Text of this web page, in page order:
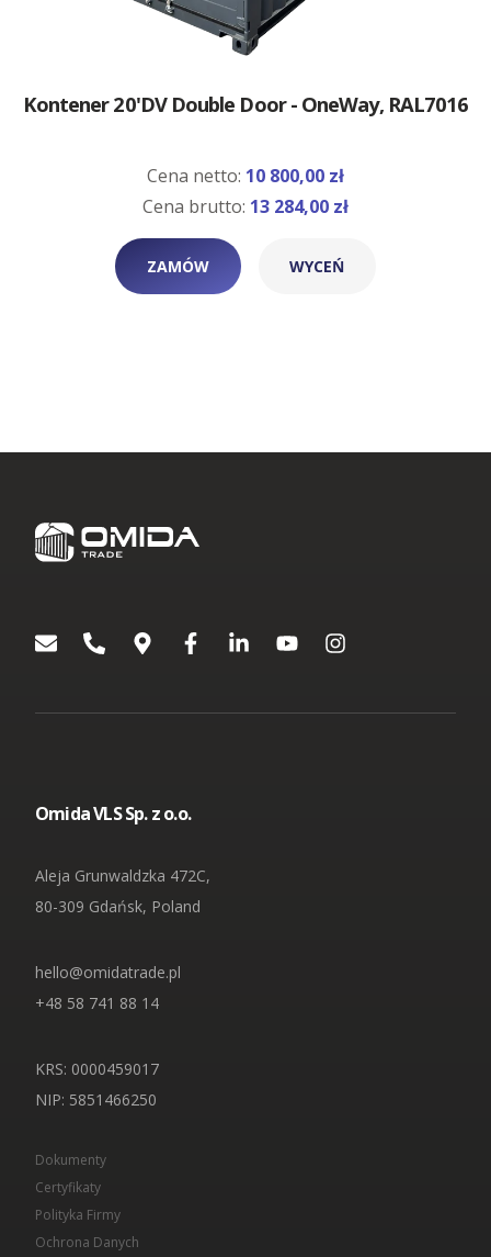
Kontener 20'DV Double Door - OneWay, RAL7016
Cena netto: 10 800,00 zł
Cena brutto: 13 284,00 zł
ZAMÓW WYCEŃ
Omida VLS Sp. z o.o.
Aleja Grunwaldzka 472C,
80-309 Gdańsk, Poland
hello@omidatrade.pl
+48 58 741 88 14
KRS: 0000459017
NIP: 5851466250
Dokumenty
Certyfikaty
Polityka Firmy
Ochrona Danych